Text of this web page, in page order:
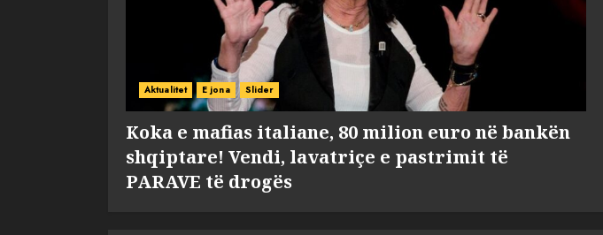
Aktualitet E jona Slider
Koka e mafias italiane, 80 milion euro në bankën
shqiptare! Vendi, lavatriçe e pastrimit të
PARAVE të drogës